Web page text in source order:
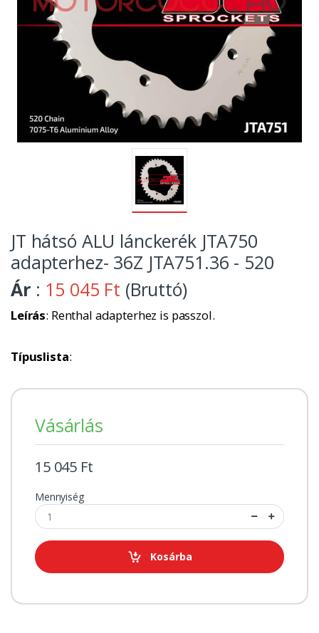
JT hátsó ALU lánckerék JTA750
adapterhez- 36Z JTA751.36 - 520
Ár : 15 045 Ft (Bruttó)
Leírás: Renthal adapterhez is passzol.
Típuslista:
Vásárlás
15 045 Ft
Mennyiség
Kosárba